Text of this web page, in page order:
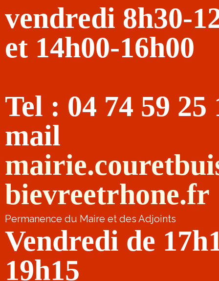
vendredi 8h30-
et 14h00-16h00
Tel : 04 74 59 25
mail
bievreetrhone.fr
Permanence du Maire et des Adjoints
Vendredi de
19h15